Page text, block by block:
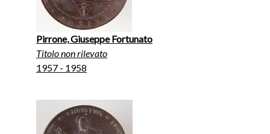
Pirrone, Giuseppe Fortunato
Titolo non rilevato
1957 - 1958